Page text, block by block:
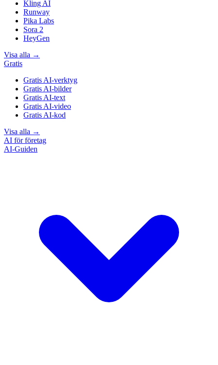
Kling AI
Runway
Pika Labs
Sora 2
HeyGen
Visa alla →
Gratis
Gratis AI-verktyg
Gratis AI-bilder
Gratis AI-text
Gratis AI-video
Gratis AI-kod
Visa alla →
AI för företag
AI-Guiden